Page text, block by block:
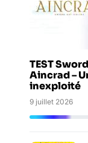
TEST
Aincrad –
inexploité
9 juillet 2026